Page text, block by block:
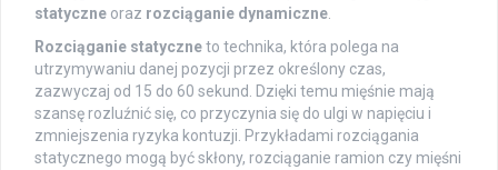
statyczne oraz rozciąganie dynamiczne.
Rozciąganie statyczneto technika, która polega na
utrzymywaniu danej pozycji przez określony czas,
zazwyczaj od 15 do 60 sekund. Dzięki temu mięśnie mają
szansę rozluźnić się, co przyczynia się do ulgi w napięciu i
zmniejszenia ryzyka kontuzji. Przykładami rozciągania
statycznego mogą być skłony, rozciąganie ramion czy mięśni